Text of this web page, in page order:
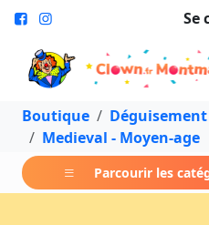
Se
Boutique Déguisement
Medieval - Moyen-age
Parcourir les